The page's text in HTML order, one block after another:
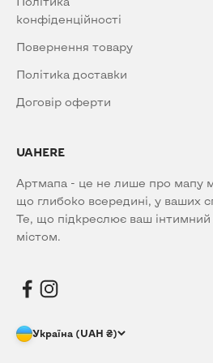
конфіденційності
Повернення товару
Політика доставки
Договір оферти
UAHERE
Артмапа - це не лише про мапу
що глибоко всередині, у ваших
Те, що підкреслює ваш інтимний
містом.
Україна (UAH ₴)